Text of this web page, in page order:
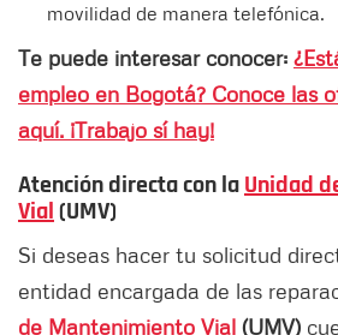
movilidad de manera telefónica.
Te puede interesar conocer:
empleo en Bogotá? Conoce las
aquí. ¡Trabajo sí hay!
Atención directa con laUnidad
Vial(UMV)
Si deseas hacer tu solicitud
entidad encargada de las
de Mantenimiento Vial (UMV)